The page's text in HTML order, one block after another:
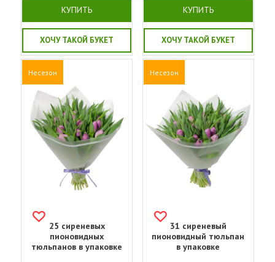
КУПИТЬ
ХОЧУ ТАКОЙ БУКЕТ
КУПИТЬ
ХОЧУ ТАКОЙ БУКЕТ
Несезон
25 сиреневых
пионовидных
тюльпанов в упаковке
Несезон
31 сиреневый
пионовидный тюльпан
в упаковке